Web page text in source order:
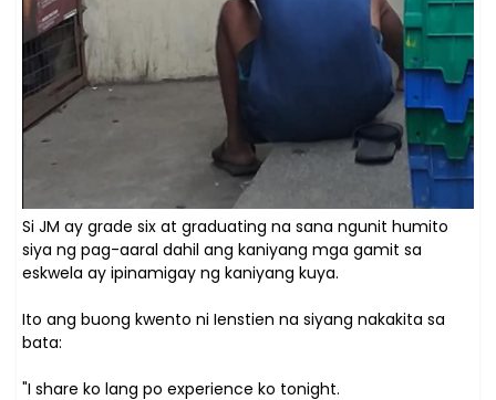
Si JM ay grade six at graduating na sana ngunit humito
siya ng pag-aaral dahil ang kaniyang mga gamit sa
eskwela ay ipinamigay ng kaniyang kuya.
Ito ang buong kwento ni Ienstien na siyang nakakita sa
bata:
"I share ko lang po experience ko tonight.